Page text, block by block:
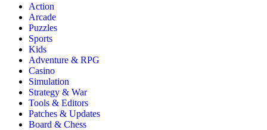
Action
Arcade
Puzzles
Sports
Kids
Adventure & RPG
Casino
Simulation
Strategy & War
Tools & Editors
Patches & Updates
Board & Chess